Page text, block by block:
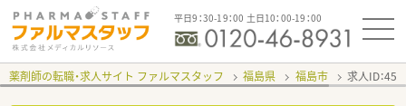
平日9：30-19：00 土日10：00-19：00
薬剤師の転職・求人サイト ファルマスタッフ 福島県 福島市 求人ID：